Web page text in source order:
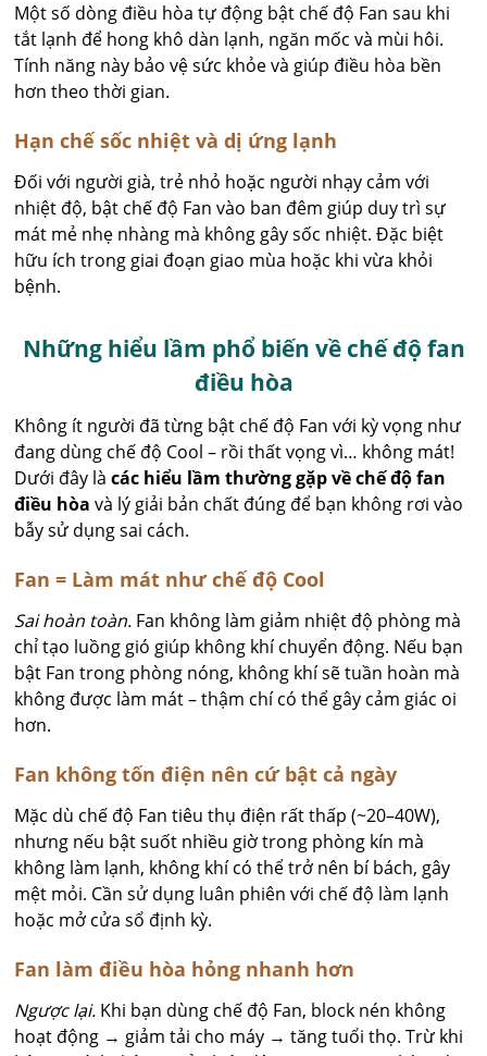
Một số dòng điều hòa tự động bật chế độ Fan sau khi
tắt lạnh để hong khô dàn lạnh, ngăn mốc và mùi hôi.
Tính năng này bảo vệ sức khỏe và giúp điều hòa bền
hơn theo thời gian.
Hạn chế sốc nhiệt và dị ứng lạnh
Đối với người già, trẻ nhỏ hoặc người nhạy cảm với
nhiệt độ, bật chế độ Fan vào ban đêm giúp duy trì sự
mát mẻ nhẹ nhàng mà không gây sốc nhiệt. Đặc biệt
hữu ích trong giai đoạn giao mùa hoặc khi vừa khỏi
bệnh.
Những hiểu lầm phổ biến về chế độ fan
điều hòa
Không ít người đã từng bật chế độ Fan với kỳ vọng như
đang dùng chế độ Cool – rồi thất vọng vì… không mát!
Dưới đây làcác hiểu lầm thường gặp về chế độ fan
điều hòa và lý giải bản chất đúng để bạn không rơi vào
bẫy sử dụng sai cách.
Fan = Làm mát như chế độ Cool
Sai hoàn toàn. Fan không làm giảm nhiệt độ phòng mà
chỉ tạo luồng gió giúp không khí chuyển động. Nếu bạn
bật Fan trong phòng nóng, không khí sẽ tuần hoàn mà
không được làm mát – thậm chí có thể gây cảm giác oi
hơn.
Fan không tốn điện nên cứ bật cả ngày
Mặc dù chế độ Fan tiêu thụ điện rất thấp (~20–40W),
nhưng nếu bật suốt nhiều giờ trong phòng kín mà
không làm lạnh, không khí có thể trở nên bí bách, gây
mệt mỏi. Cần sử dụng luân phiên với chế độ làm lạnh
hoặc mở cửa sổ định kỳ.
Fan làm điều hòa hỏng nhanh hơn
Ngược lại. Khi bạn dùng chế độ Fan, block nén không
hoạt động → giảm tải cho máy → tăng tuổi thọ. Trừ khi